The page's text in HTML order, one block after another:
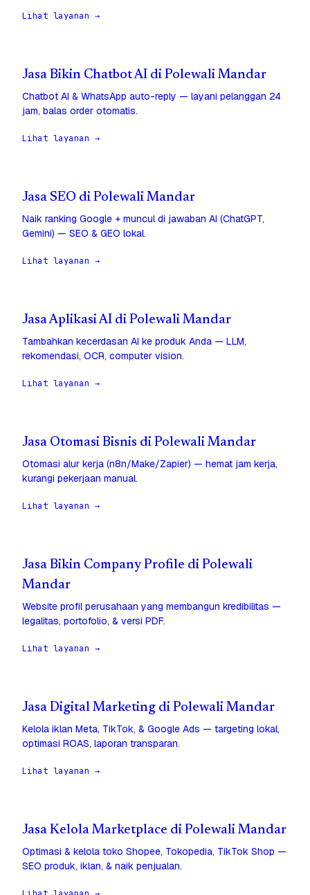
Lihat layanan →
Jasa Bikin Chatbot AI di Polewali Mandar
Chatbot AI & WhatsApp auto-reply — layani pelanggan 24
jam, balas order otomatis.
Lihat layanan →
Jasa SEO di Polewali Mandar
Naik ranking Google + muncul di jawaban AI (ChatGPT,
Gemini) — SEO & GEO lokal.
Lihat layanan →
Jasa Aplikasi AI di Polewali Mandar
Tambahkan kecerdasan AI ke produk Anda — LLM,
rekomendasi, OCR, computer vision.
Lihat layanan →
Jasa Otomasi Bisnis di Polewali Mandar
Otomasi alur kerja (n8n/Make/Zapier) — hemat jam kerja,
kurangi pekerjaan manual.
Lihat layanan →
Jasa Bikin Company Profile di Polewali
Mandar
Website profil perusahaan yang membangun kredibilitas —
legalitas, portofolio, & versi PDF.
Lihat layanan →
Jasa Digital Marketing di Polewali Mandar
Kelola iklan Meta, TikTok, & Google Ads — targeting lokal,
optimasi ROAS, laporan transparan.
Lihat layanan →
Jasa Kelola Marketplace di Polewali Mandar
Optimasi & kelola toko Shopee, Tokopedia, TikTok Shop —
SEO produk, iklan, & naik penjualan.